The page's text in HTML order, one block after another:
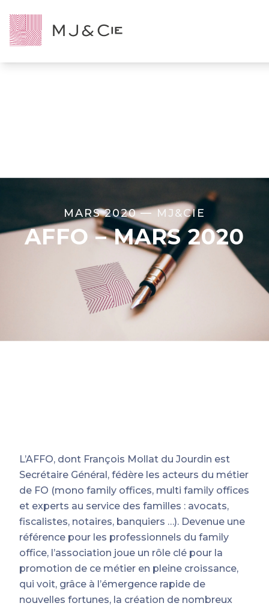
AFFO – MARS 2020
MARS 2020 —MJ&CIE
L’AFFO, dont François Mollat du Jourdin est
Secrétaire Général, fédère les acteurs du métier
de FO (mono family offices, multi family offices
et experts au service des familles : avocats,
fiscalistes, notaires, banquiers …). Devenue une
référence pour les professionnels du family
office, l’association joue un rôle clé pour la
promotion de ce métier en pleine croissance,
qui voit, grâce à l’émergence rapide de
nouvelles fortunes, la création de nombreux